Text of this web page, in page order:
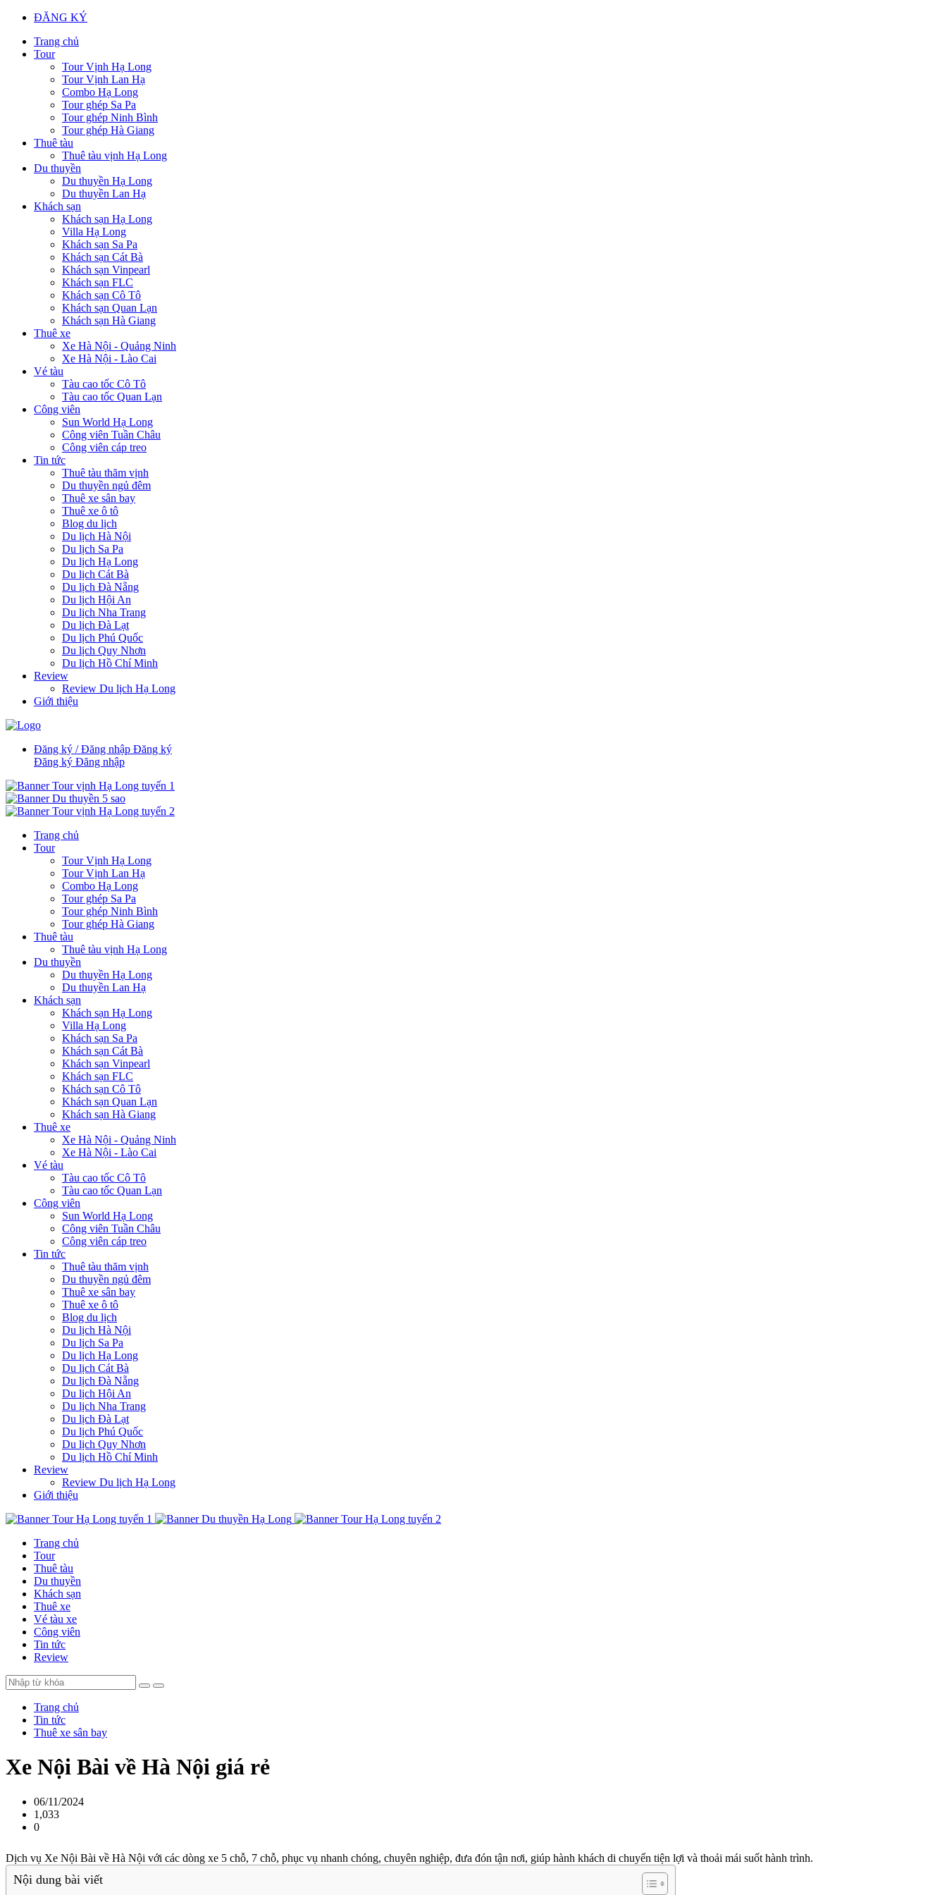
ĐĂNG KÝ
Trang chủ
Tour
Tour Vịnh Hạ Long
Tour Vịnh Lan Hạ
Combo Hạ Long
Tour ghép Sa Pa
Tour ghép Ninh Bình
Tour ghép Hà Giang
Thuê tàu
Thuê tàu vịnh Hạ Long
Du thuyền
Du thuyền Hạ Long
Du thuyền Lan Hạ
Khách sạn
Khách sạn Hạ Long
Villa Hạ Long
Khách sạn Sa Pa
Khách sạn Cát Bà
Khách sạn Vinpearl
Khách sạn FLC
Khách sạn Cô Tô
Khách sạn Quan Lạn
Khách sạn Hà Giang
Thuê xe
Xe Hà Nội - Quảng Ninh
Xe Hà Nội - Lào Cai
Vé tàu
Tàu cao tốc Cô Tô
Tàu cao tốc Quan Lạn
Công viên
Sun World Hạ Long
Công viên Tuần Châu
Công viên cáp treo
Tin tức
Thuê tàu thăm vịnh
Du thuyền ngủ đêm
Thuê xe sân bay
Thuê xe ô tô
Blog du lịch
Du lịch Hà Nội
Du lịch Sa Pa
Du lịch Hạ Long
Du lịch Cát Bà
Du lịch Đà Nẵng
Du lịch Hội An
Du lịch Nha Trang
Du lịch Đà Lạt
Du lịch Phú Quốc
Du lịch Quy Nhơn
Du lịch Hồ Chí Minh
Review
Review Du lịch Hạ Long
Giới thiệu
Đăng ký / Đăng nhập Đăng ký
Đăng ký Đăng nhập
Trang chủ
Tour
Tour Vịnh Hạ Long
Tour Vịnh Lan Hạ
Combo Hạ Long
Tour ghép Sa Pa
Tour ghép Ninh Bình
Tour ghép Hà Giang
Thuê tàu
Thuê tàu vịnh Hạ Long
Du thuyền
Du thuyền Hạ Long
Du thuyền Lan Hạ
Khách sạn
Khách sạn Hạ Long
Villa Hạ Long
Khách sạn Sa Pa
Khách sạn Cát Bà
Khách sạn Vinpearl
Khách sạn FLC
Khách sạn Cô Tô
Khách sạn Quan Lạn
Khách sạn Hà Giang
Thuê xe
Xe Hà Nội - Quảng Ninh
Xe Hà Nội - Lào Cai
Vé tàu
Tàu cao tốc Cô Tô
Tàu cao tốc Quan Lạn
Công viên
Sun World Hạ Long
Công viên Tuần Châu
Công viên cáp treo
Tin tức
Thuê tàu thăm vịnh
Du thuyền ngủ đêm
Thuê xe sân bay
Thuê xe ô tô
Blog du lịch
Du lịch Hà Nội
Du lịch Sa Pa
Du lịch Hạ Long
Du lịch Cát Bà
Du lịch Đà Nẵng
Du lịch Hội An
Du lịch Nha Trang
Du lịch Đà Lạt
Du lịch Phú Quốc
Du lịch Quy Nhơn
Du lịch Hồ Chí Minh
Review
Review Du lịch Hạ Long
Giới thiệu
Trang chủ
Tour
Thuê tàu
Du thuyền
Khách sạn
Thuê xe
Vé tàu xe
Công viên
Tin tức
Review
Trang chủ
Tin tức
Thuê xe sân bay
Xe Nội Bài về Hà Nội giá rẻ
06/11/2024
1,033
0
Dịch vụ Xe Nội Bài về Hà Nội với các dòng xe 5 chỗ, 7 chỗ, phục vụ nhanh chóng, chuyên nghiệp, đưa đón tận nơi, giúp hành khách di chuyển tiện lợi và thoải mái suốt hành trình.
Nội dung bài viết